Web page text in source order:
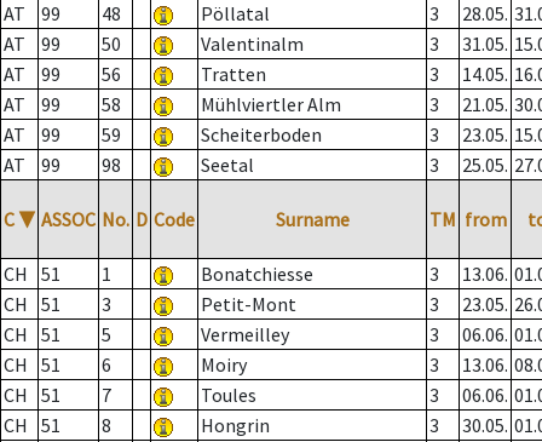
AT
99 48 Pöllatal 3 28.05.
AT
99 50 Valentinalm 3 31.05.
AT
99 56 Tratten 3 14.05.
AT
99 58 Mühlviertler Alm 3 21.05.
AT
99 59 Scheiterboden 3 23.05.
AT
99 98 Seetal 3 25.05.
C ▼ ASSOC No. D Code Surname TM from
CH 51 1 Bonatchiesse 3 13.06.
CH
51 3 Petit-Mont 3 23.05.
CH
51 5 Vermeilley 3 06.06.
CH
51 6 Moiry 3 13.06.
CH
51 7 Toules 3 06.06.
CH
51 8 Hongrin 3 30.05.